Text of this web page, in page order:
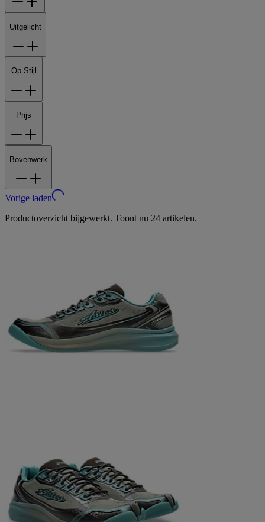
Uitgelicht
Op Stijl
Prijs
Bovenwerk
Vorige laden
Productoverzicht bijgewerkt. Toont nu 24 artikelen.